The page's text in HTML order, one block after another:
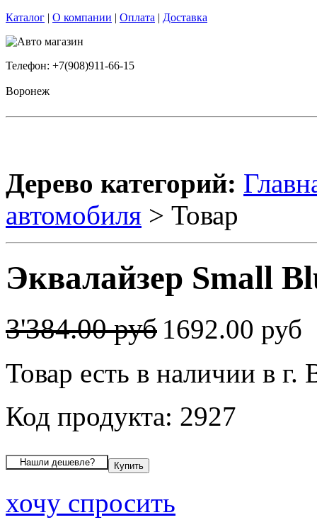
Каталог | О компании | Оплата | Доставка
Телефон: +7(908)911-66-15
Воронеж
Дерево категорий:
автомобиля > Товар
Эквалайзер Small
3'384.00 руб 1692.00 руб
Товар есть в наличии в г.
Код продукта: 2927
хочу спросить